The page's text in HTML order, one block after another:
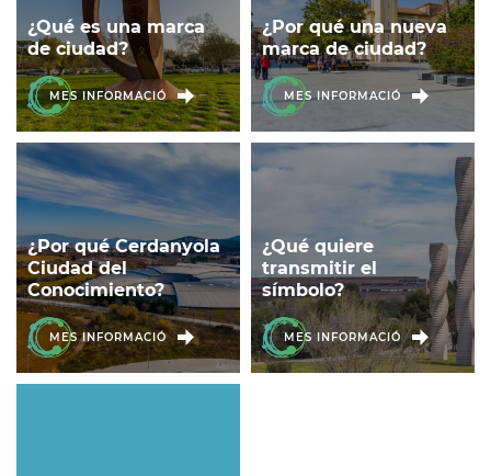
¿Qué es una marca
de ciudad?
MES INFORMACIÓ
¿Por qué una nueva
marca de ciudad?
MES INFORMACIÓ
¿Por qué Cerdanyola
Ciudad del
Conocimiento?
MES INFORMACIÓ
¿Qué quiere
transmitir el
símbolo?
MES INFORMACIÓ